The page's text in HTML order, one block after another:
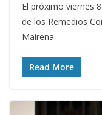
El próximo viernes
de los Remedios
Mairena
Read More